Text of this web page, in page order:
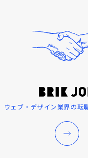
ウェブ・デザイン業界の転